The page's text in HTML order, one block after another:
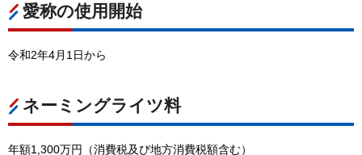
愛称の使用開始
令和2年4月1日から
ネーミングライツ料
年額1,300万円（消費税及び地方消費税額含む）